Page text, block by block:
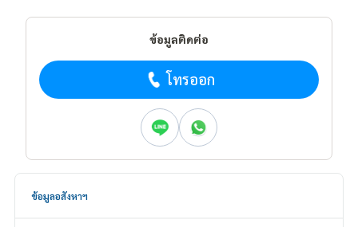
ข้อมูลติดต่อ
โทรออก
ข้อมูลอสังหาฯ